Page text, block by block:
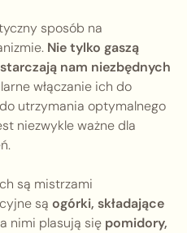
sposób na
Nie tylko gaszą
nam niezbędnych
włączanie ich do
utrzymania optymalnego
niezwykle ważne dla
są mistrzami
są ogórki, składające
nimi plasują się pomidory,